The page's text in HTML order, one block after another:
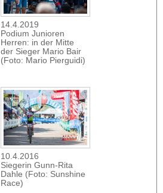
14.4.2019
Podium Junioren
Herren: in der Mitte
der Sieger Mario Bair
(Foto: Mario Pierguidi)
10.4.2016
Siegerin Gunn-Rita
Dahle (Foto: Sunshine
Race)